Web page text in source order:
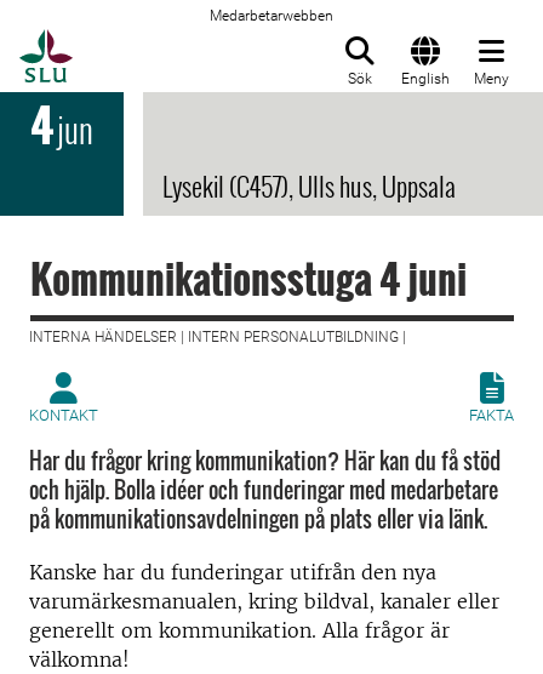
Medarbetarwebben
Sök English Meny
4jun
Lysekil (C457), Ulls hus, Uppsala
Kommunikationsstuga 4 juni
INTERNA HÄNDELSER | INTERN PERSONALUTBILDNING |
KONTAKT FAKTA
Har du frågor kring kommunikation? Här kan du få stöd
och hjälp. Bolla idéer och funderingar med medarbetare
på kommunikationsavdelningen på plats eller via länk.
Kanske har du funderingar utifrån den nya
varumärkesmanualen, kring bildval, kanaler eller
generellt om kommunikation. Alla frågor är
välkomna!